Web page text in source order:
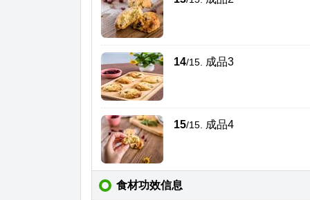
14/15. 成品3
15/15. 成品4
食材功效信息